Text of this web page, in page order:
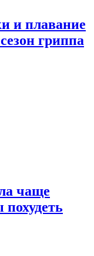
и плавание
гриппа
чаще